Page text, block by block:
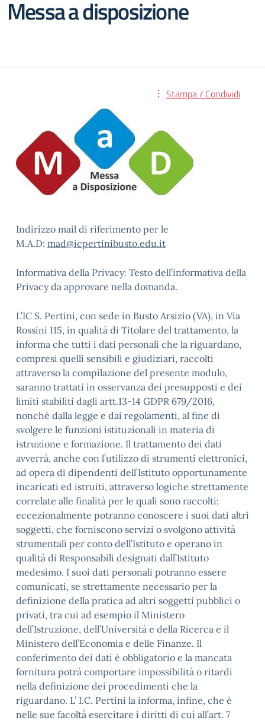
Messa a disposizione
Stampa / Condividi
Indirizzo mail di riferimento per le
M.A.D: mad@icpertinibusto.edu.it
Informativa della Privacy: Testo dell’informativa della
Privacy da approvare nella domanda.
L’IC S. Pertini, con sede in Busto Arsizio (VA), in Via
Rossini 115, in qualità di Titolare del trattamento, la
informa che tutti i dati personali che la riguardano,
compresi quelli sensibili e giudiziari, raccolti
attraverso la compilazione del presente modulo,
saranno trattati in osservanza dei presupposti e dei
limiti stabiliti dagli artt.13-14 GDPR 679/2016,
nonché dalla legge e dai regolamenti, al fine di
svolgere le funzioni istituzionali in materia di
istruzione e formazione. Il trattamento dei dati
avverrà, anche con l’utilizzo di strumenti elettronici,
ad opera di dipendenti dell’Istituto opportunamente
incaricati ed istruiti, attraverso logiche strettamente
correlate alle finalità per le quali sono raccolti;
eccezionalmente potranno conoscere i suoi dati altri
soggetti, che forniscono servizi o svolgono attività
strumentali per conto dell’Istituto e operano in
qualità di Responsabili designati dall’Istituto
medesimo. I suoi dati personali potranno essere
comunicati, se strettamente necessario per la
definizione della pratica ad altri soggetti pubblici o
privati, tra cui ad esempio il Ministero
dell’Istruzione, dell’Università e della Ricerca e il
Ministero dell’Economia e delle Finanze. Il
conferimento dei dati è obbligatorio e la mancata
fornitura potrà comportare impossibilità o ritardi
nella definizione dei procedimenti che la
riguardano. L’ I.C. Pertini la informa, infine, che è
nelle sue facoltà esercitare i diritti di cui all’art. 7